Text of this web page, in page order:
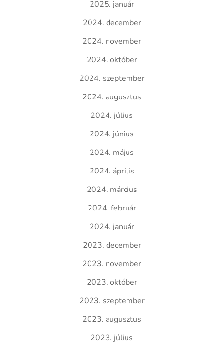
2025. január
2024. december
2024. november
2024. október
2024. szeptember
2024. augusztus
2024. július
2024. június
2024. május
2024. április
2024. március
2024. február
2024. január
2023. december
2023. november
2023. október
2023. szeptember
2023. augusztus
2023. július